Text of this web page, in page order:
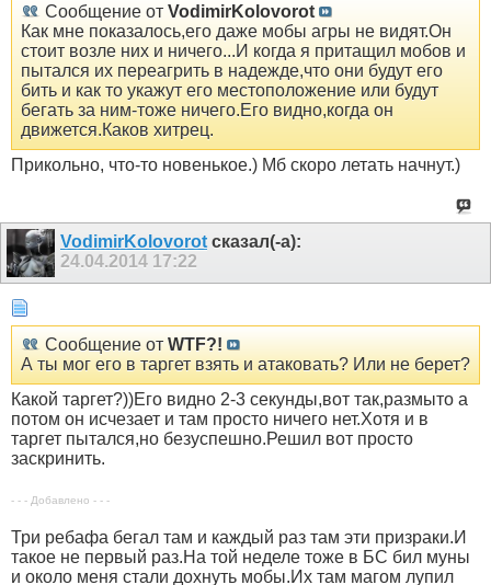
Сообщение от VodimirKolovorot
Как мне показалось,его даже мобы агры не видят.Он
стоит возле них и ничего...И когда я притащил мобов и
пытался их переагрить в надежде,что они будут его
бить и как то укажут его местоположение или будут
бегать за ним-тоже ничего.Его видно,когда он
движется.Каков хитрец.
Прикольно, что-то новенькое.) Мб скоро летать начнут.)
VodimirKolovorot сказал(-а):
24.04.2014 17:22
Сообщение от WTF?!
А ты мог его в таргет взять и атаковать? Или не берет?
Какой таргет?))Его видно 2-3 секунды,вот так,размыто а
потом он исчезает и там просто ничего нет.Хотя и в
таргет пытался,но безуспешно.Решил вот просто
заскринить.
- - - Добавлено - - -
Три ребафа бегал там и каждый раз там эти призраки.И
такое не первый раз.На той неделе тоже в БС бил муны
и около меня стали дохнуть мобы.Их там магом лупил